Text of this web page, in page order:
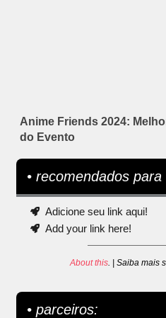
Anime Friends 2024:
do Evento
• recomendados para
Adicione seu link aqui!
Add your link here!
About this. | Saiba mais
• parceiros: